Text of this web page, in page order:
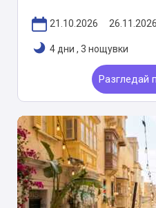
21.10.2026 26.11.2026
4 дни , 3 нощувки
Разгледай